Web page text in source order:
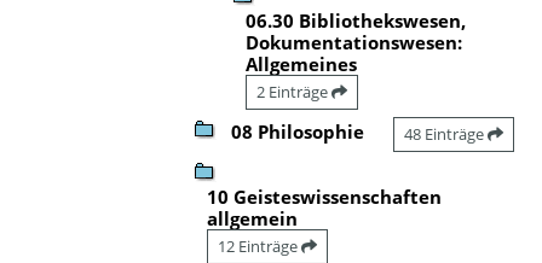
06.30 Bibliothekswesen,
Dokumentationswesen:
Allgemeines
2 Einträge
08 Philosophie 48 Einträge
10 Geisteswissenschaften
allgemein
12 Einträge